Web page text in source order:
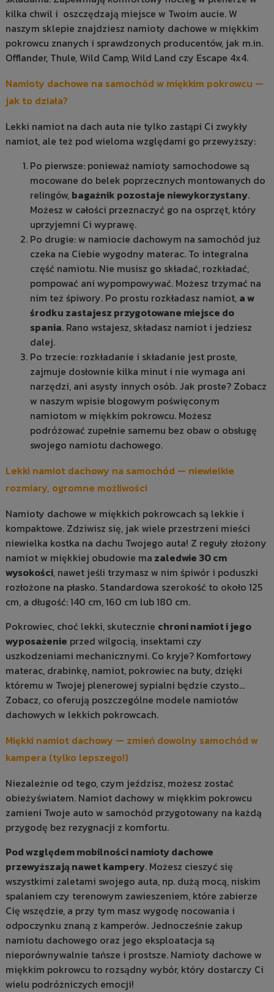
kilka chwil i oszczędzają miejsce w Twoim aucie. W
naszym sklepie znajdziesz namioty dachowe w miękkim
pokrowcu znanych i sprawdzonych producentów, jak m.in.
Offlander, Thule, Wild Camp, Wild Land czy Escape 4x4.
Namioty dachowe na samochód w miękkim pokrowcu —
jak to działa?
Lekki namiot na dach auta nie tylko zastąpi Ci zwykły
namiot, ale też pod wieloma względami go przewyższy:
Po pierwsze: ponieważ namioty samochodowe są
mocowane do belek poprzecznych montowanych do
relingów, bagażnik pozostaje niewykorzystany.
Możesz w całości przeznaczyć go na osprzęt, który
uprzyjemni Ci wyprawę.
Po drugie: w namiocie dachowym na samochód już
czeka na Ciebie wygodny materac. To integralna
część namiotu. Nie musisz go składać, rozkładać,
pompować ani wypompowywać. Możesz trzymać na
nim też śpiwory. Po prostu rozkładasz namiot, a w
środku zastajesz przygotowane miejsce do
spania. Rano wstajesz, składasz namiot i jedziesz
dalej.
Po trzecie: rozkładanie i składanie jest proste,
zajmuje dosłownie kilka minut i nie wymaga ani
narzędzi, ani asysty innych osób. Jak proste? Zobacz
w naszym wpisie blogowym poświęconym
namiotom w miękkim pokrowcu. Możesz
podróżować zupełnie samemu bez obaw o obsługę
swojego namiotu dachowego.
Lekki namiot dachowy na samochód — niewielkie
rozmiary, ogromne możliwości
Namioty dachowe w miękkich pokrowcach są lekkie i
kompaktowe. Zdziwisz się, jak wiele przestrzeni mieści
niewielka kostka na dachu Twojego auta! Z reguły złożony
namiot w miękkiej obudowie ma zaledwie 30 cm
wysokości, nawet jeśli trzymasz w nim śpiwór i poduszki
rozłożone na płasko. Standardowa szerokość to około 125
cm, a długość: 140 cm, 160 cm lub 180 cm.
Pokrowiec, choć lekki, skutecznie chroni namiot i jego
wyposażenie przed wilgocią, insektami czy
uszkodzeniami mechanicznymi. Co kryje? Komfortowy
materac, drabinkę, namiot, pokrowiec na buty, dzięki
któremu w Twojej plenerowej sypialni będzie czysto…
Zobacz, co oferują poszczególne modele namiotów
dachowych w lekkich pokrowcach.
Miękki namiot dachowy — zmień dowolny samochód w
kampera (tylko lepszego!)
Niezależnie od tego, czym jeździsz, możesz zostać
obieżyświatem. Namiot dachowy w miękkim pokrowcu
zamieni Twoje auto w samochód przygotowany na każdą
przygodę bez rezygnacji z komfortu.
Pod względem mobilności namioty dachowe
przewyższają nawet kampery. Możesz cieszyć się
wszystkimi zaletami swojego auta, np. dużą mocą, niskim
spalaniem czy terenowym zawieszeniem, które zabierze
Cię wszędzie, a przy tym masz wygodę nocowania i
odpoczynku znaną z kamperów. Jednocześnie zakup
namiotu dachowego oraz jego eksploatacja są
nieporównywalnie tańsze i prostsze. Namioty dachowe w
miękkim pokrowcu to rozsądny wybór, który dostarczy Ci
wielu podróżniczych emocji!